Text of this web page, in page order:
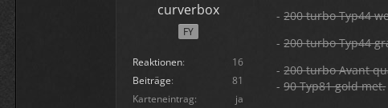
curverbox
FY
Reaktionen
16
Beiträge
81
Karteneintrag
ja
-200 turbo Typ44
-200 turbo Typ44
-200 turbo Avant
-90 Typ81 gold met.